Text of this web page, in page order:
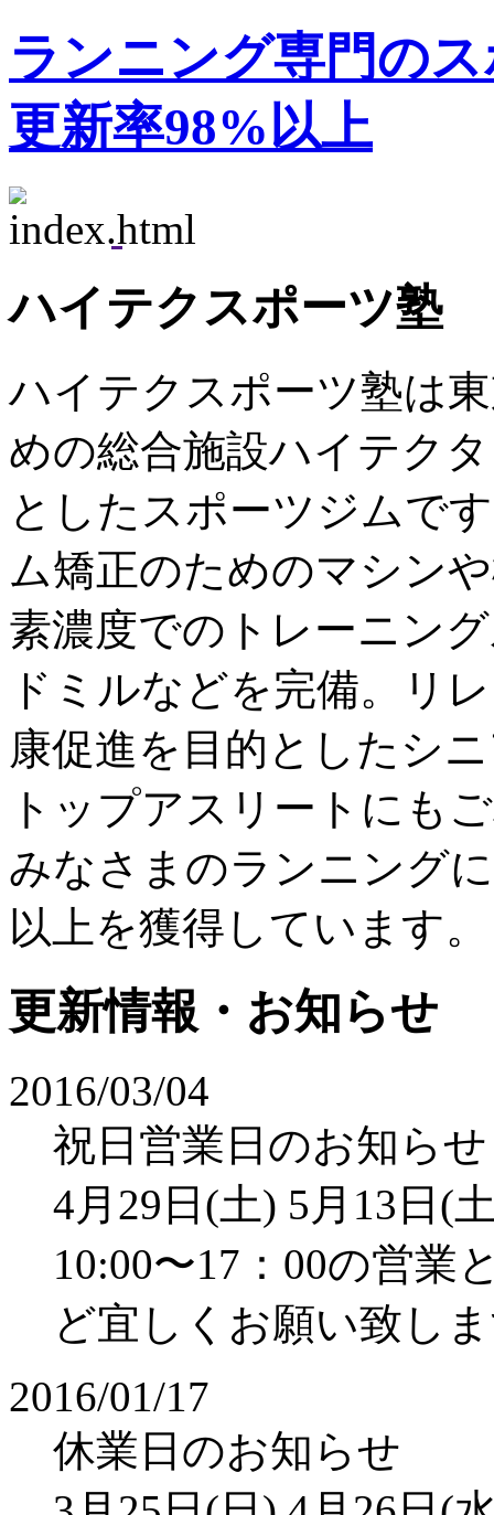
ランニング専門の
更新率98%以上
ハイテクスポーツ塾
ハイテクスポーツ塾は
めの総合施設ハイテク
としたスポーツジムで
ム矯正のためのマシン
素濃度でのトレーニン
ドミルなどを完備。リ
康促進を目的としたシ
トップアスリートにも
みなさまのランニング
以上を獲得しています。
更新情報・お知らせ
2016/03/04
祝日営業日のお知らせ
4月29日(土) 5月13日(
10:00〜17：00の営業
ど宜しくお願い致し
2016/01/17
休業日のお知らせ